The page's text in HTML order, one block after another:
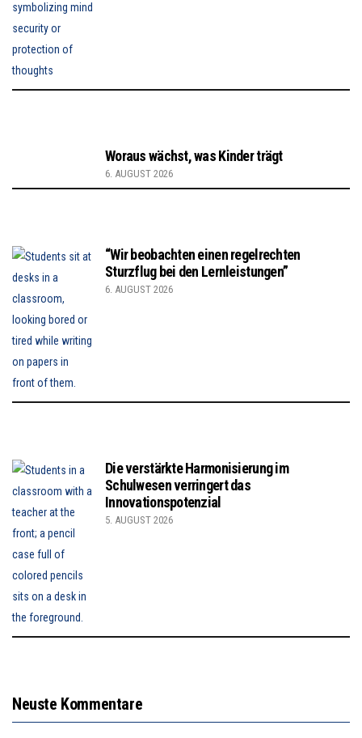
Woraus wächst, was Kinder trägt
6. AUGUST 2026
“Wir beobachten einen regelrechten
Sturzflug bei den Lernleistungen”
6. AUGUST 2026
Die verstärkte Harmonisierung im
Schulwesen verringert das
Innovationspotenzial
5. AUGUST 2026
Neuste Kommentare